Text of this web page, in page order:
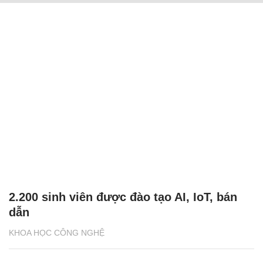
KHOA HỌC CÔNG NGHỆ
2.200 sinh viên được đào tạo AI, IoT, bán
dẫn